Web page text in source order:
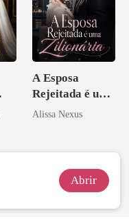
A Esposa
Rejeitada é uma
Zilionária
Alissa Nexus
Abrir